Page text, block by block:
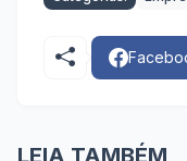
LEIA TAMBÉM